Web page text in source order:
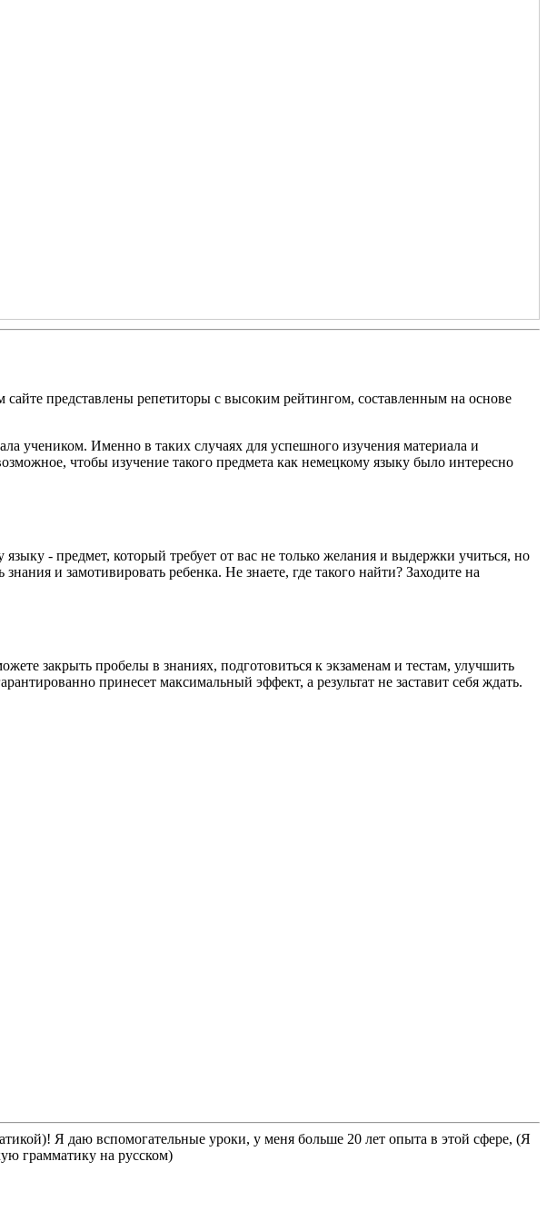
представлены репетиторы с высоким рейтингом, составленным на основе
учеником. Именно в таких случаях для успешного изучения материала и
чтобы изучение такого предмета как немецкому языку было интересно
- предмет, который требует от вас не только желания и выдержки учиться, но
и замотивировать ребенка. Не знаете, где такого найти? Заходите на
закрыть пробелы в знаниях, подготовиться к экзаменам и тестам, улучшить
принесет максимальный эффект, а результат не заставит себя ждать.
Я даю вспомогательные уроки, у меня больше 20 лет опыта в этой сфере, (Я
грамматику на русском)